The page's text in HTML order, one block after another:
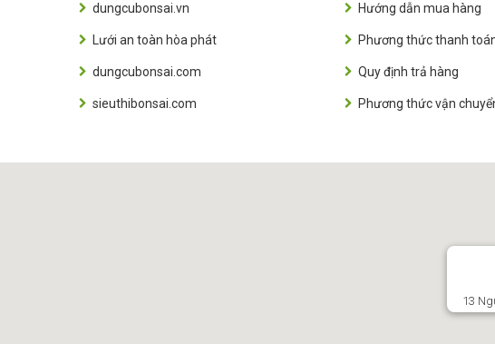
dungcubonsai.vn
Lưới an toàn hòa phát
dungcubonsai.com
sieuthibonsai.com
Hướng dẫn mua hàng
Phương thức thanh
Quy định trả hàng
Phương thức vận
13